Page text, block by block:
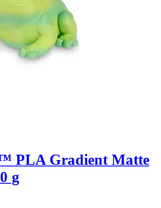
PLA Gradient Matte
g